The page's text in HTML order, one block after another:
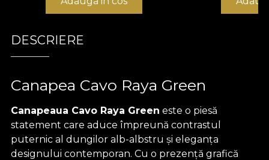
DESCRIERE
Canapea Cavo Raya Green
Canapeaua Cavo Raya Green este o piesă
statement care aduce împreună contrastul
puternic al dungilor alb-albstru și eleganța
designului contemporan. Cu o prezență grafică